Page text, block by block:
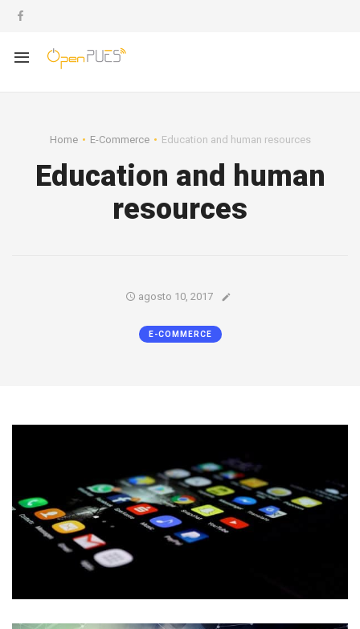
Home E-Commerce Education and human resources
Education and human
resources
agosto 10, 2017
E-COMMERCE